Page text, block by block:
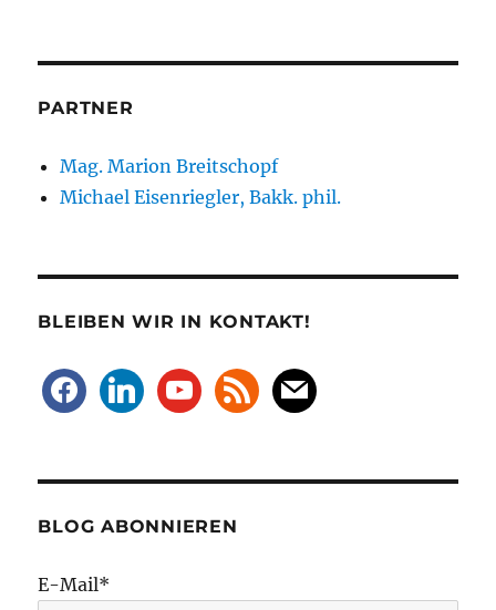
PARTNER
Mag. Marion Breitschopf
Michael Eisenriegler, Bakk. phil.
BLEIBEN WIR IN KONTAKT!
facebooklinkedinyoutuberss mail
BLOG ABONNIEREN
E-Mail*